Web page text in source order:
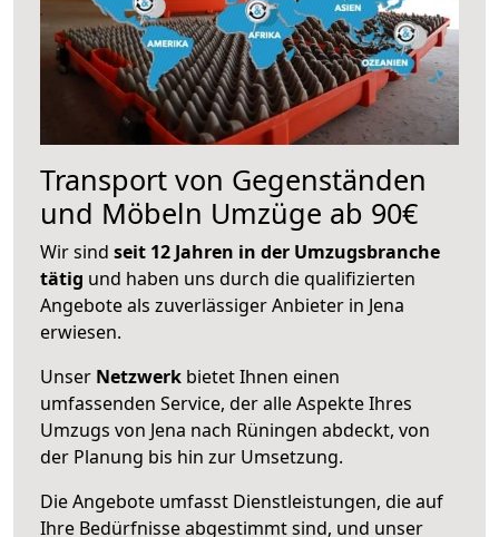
Transport von Gegenständen
und Möbeln Umzüge ab 90€
Wir sind seit 12 Jahren in der Umzugsbranche
tätig und haben uns durch die qualifizierten
Angebote als zuverlässiger Anbieter in Jena
erwiesen.
Unser Netzwerk bietet Ihnen einen
umfassenden Service, der alle Aspekte Ihres
Umzugs von Jena nach Rüningen abdeckt, von
der Planung bis hin zur Umsetzung.
Die Angebote umfasst Dienstleistungen, die auf
Ihre Bedürfnisse abgestimmt sind, und unser